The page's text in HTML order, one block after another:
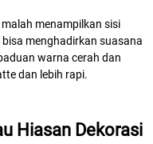
menampilkan sisi
menghadirkan suasana
warna cerah dan
dan lebih rapi.
Hiasan Dekorasi